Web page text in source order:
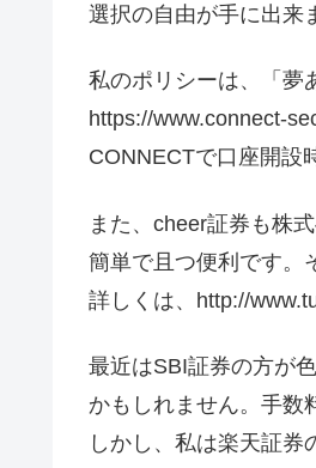
選択の自由が手に出来
私のポリシーは、「夢
https://www.connect-
CONNECTで口座開設
また、cheer証券も株
簡単で且つ便利です。
詳しくは、http://
最近はSBI証券の方が
かもしれません。手数
しかし、私は楽天証券